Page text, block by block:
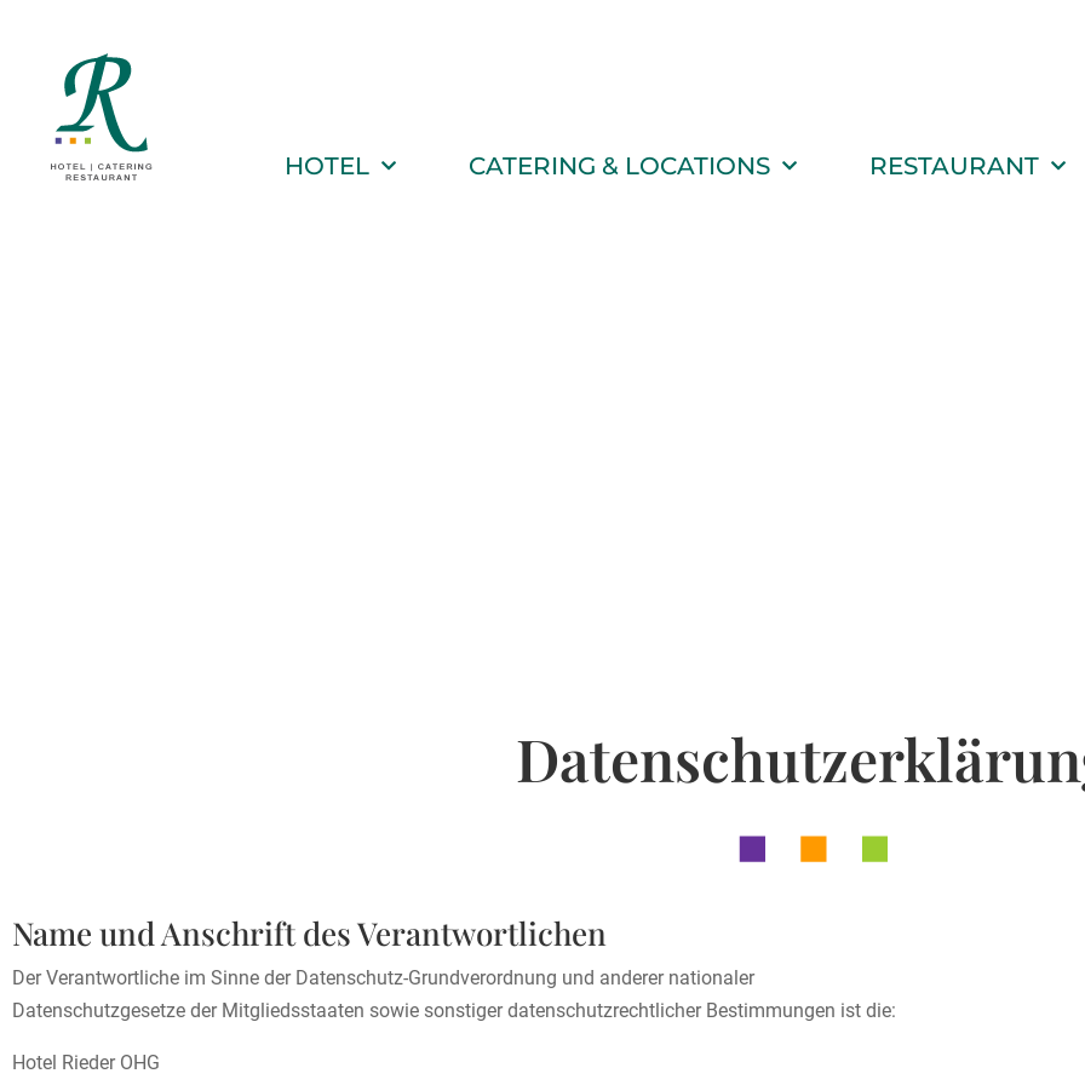
HOTEL CATERING & LOCATIONS RESTAURANT
Name und Anschrift des Verantwortlichen
Der Verantwortliche im Sinne der Datenschutz-Grundverordnung und anderer nationaler
Datenschutzgesetze der Mitgliedsstaaten sowie sonstiger datenschutzrechtlicher Bestimmungen ist die:
Hotel Rieder OHG